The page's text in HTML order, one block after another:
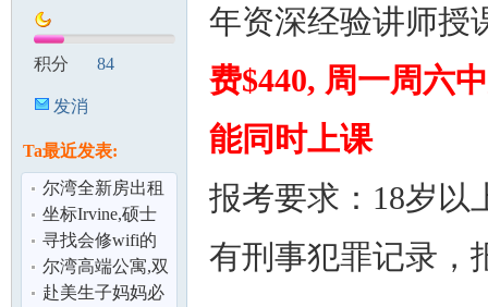
积分 84
发消
Ta最近发表:
尔湾全新房出租
4房
坐标Irvine,硕士
求职,可尽快入职,
请联系邮
寻找会修wifi的
师傅
尔湾高端公寓,双
床大套房 4月急
赴美生子妈妈必
年资深经验讲师授
费$440, 周一周六
能同时上课
报考要求：18岁以
有刑事犯罪记录